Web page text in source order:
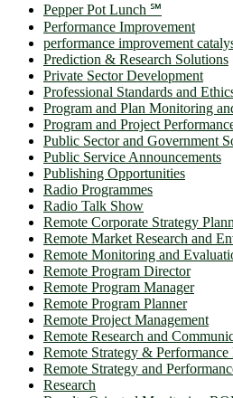
Pepper Pot Lunch ℠
Performance Improvement
performance improvement
Prediction & Research Solutions
Private Sector Development
Professional Standards and
Program and Plan Monitoring
Program and Project
Public Sector and Government
Public Service Announcements
Publishing Opportunities
Radio Programmes
Radio Talk Show
Remote Corporate Strategy
Remote Market Research and
Remote Monitoring and
Remote Program Director
Remote Program Manager
Remote Program Planner
Remote Project Management
Remote Research and
Remote Strategy &
Remote Strategy and
Research